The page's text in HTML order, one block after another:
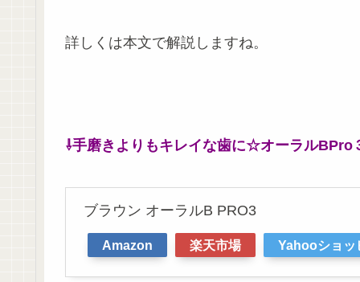
詳しくは本文で解説しますね。
⇩手磨きよりもキレイな歯に☆オーラルBPro
ブラウン オーラルB PRO3
Amazon 楽天市場 Yahooショッ